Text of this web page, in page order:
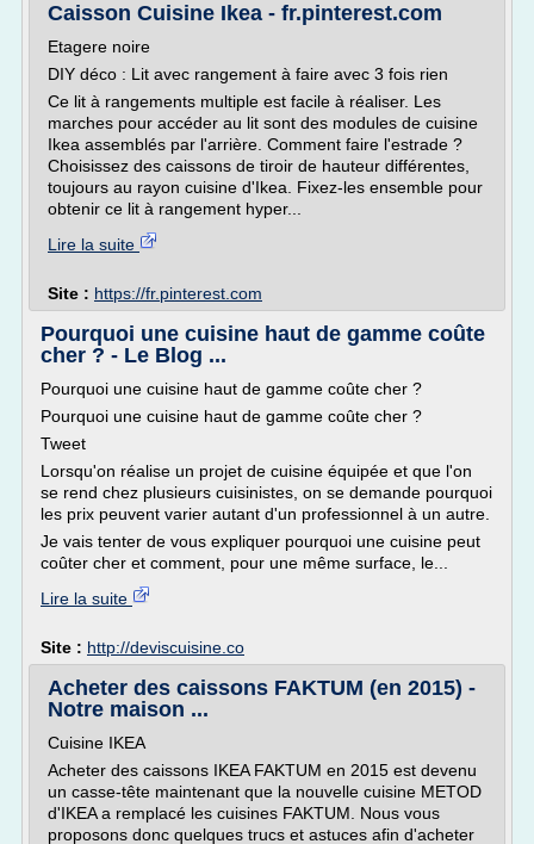
Caisson Cuisine Ikea - fr.pinterest.com
Etagere noire
DIY déco : Lit avec rangement à faire avec 3 fois rien
Ce lit à rangements multiple est facile à réaliser. Les
marches pour accéder au lit sont des modules de cuisine
Ikea assemblés par l'arrière. Comment faire l'estrade ?
Choisissez des caissons de tiroir de hauteur différentes,
toujours au rayon cuisine d'Ikea. Fixez-les ensemble pour
obtenir ce lit à rangement hyper...
Lire la suite
Site : https://fr.pinterest.com
Pourquoi une cuisine haut de gamme coûte
cher ? - Le Blog ...
Pourquoi une cuisine haut de gamme coûte cher ?
Pourquoi une cuisine haut de gamme coûte cher ?
Tweet
Lorsqu'on réalise un projet de cuisine équipée et que l'on
se rend chez plusieurs cuisinistes, on se demande pourquoi
les prix peuvent varier autant d'un professionnel à un autre.
Je vais tenter de vous expliquer pourquoi une cuisine peut
coûter cher et comment, pour une même surface, le...
Lire la suite
Site : http://deviscuisine.co
Acheter des caissons FAKTUM (en 2015) -
Notre maison ...
Cuisine IKEA
Acheter des caissons IKEA FAKTUM en 2015 est devenu
un casse-tête maintenant que la nouvelle cuisine METOD
d'IKEA a remplacé les cuisines FAKTUM. Nous vous
proposons donc quelques trucs et astuces afin d'acheter